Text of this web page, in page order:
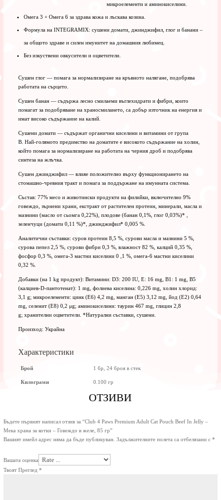
микроелементи и аминокиселини.
Омега 3 + Омега 6 за здрава кожа и лъскава козина.
Формула на INTEGRAMIX: сушени домати, джинджифил, глог и банани –
за общото здраве и силен имунитет на домашния любимец.
Без изкуствени овкусители и оцветители.
Сушен глог — помага за нормализиране на кръвното налягане, подобрява
работата на сърцето.
Сушен банан — съдържа лесно смилаеми въглехидрати и фибри, които
помагат за подобряване на храносмилането, са добър източник на енергия и
имат високо съдържание на калий.
Сушени домати — съдържат органични киселини и витамини от група
В. Най-голямото предимство на доматите е високото съдържание на холин,
който помага за нормализиране на работата на черния дроб и подобрява
синтеза на жлъчка.
Сушен джинджифил — влияе положително върху функционирането на
стомашно-чревния тракт и помага за поддържане на имунната система.
Състав: 77% месо и животински продукти на филийки, включително 9%
говеждо, зърнени храни, екстракт от растителен протеин, минерали, масла и
мазнини (масло от сьомга 0,22%), плодове (банан 0,1%, глог 0,03%)* ,
зеленчуци (домати 0,11 %)*, джинджифил* 0,005 %.
Аналитични съставки: суров протеин 8,5 %, сурови масла и мазнини 5 %,
сурова пепел 2,5 %, сурови фибри 0,3 %, влажност 82 %, калций 0,35 %,
фосфор 0,3 %, омега-3 мастни киселини 0 ,1 %, омега-6 мастни киселини
0,32 %.
Добавки (на 1 kg продукт): Витамини: D3: 200 IU, E: 16 mg, B1: 1 mg, B5
(калциев-D-пантотенат): 1 mg, фолиева киселина: 0,226 mg, холин хлорид:
3,1 g; микроелементи: цинк (Е6) 4,2 mg, манган (Е5) 3,12 mg, йод (Е2) 0,64
mg, селенит (Е8) 0,2 μg; аминокиселини: таурин 467 mg, глицин 2,8
g; хранителни оцветители. *Натурални съставки, сушени.
Произход: Украйна
Характеристики
Брой 1 бр, 24 броя в стек
Килограми 0.100 гр
ОТЗИВИ
Бъдете първият написал отзив за “Club 4 Paws Premium Adult Cat Pouch Beef In Jelly –
Мека храна за котки – Говеждо в желе, 85 гр”
Вашият имейл адрес няма да бъде публикуван. Задължителните полета са отбелязани с *
Вашата оценка
Твоят Преглед *